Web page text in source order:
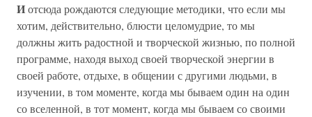
Иотсюда рождаются следующие методики, что если мы
хотим, действительно, блюсти целомудрие, то мы
должны жить радостной и творческой жизнью, по полной
программе, находя выход своей творческой энергии в
своей работе, отдыхе, в общении с другими людьми, в
изучении, в том моменте, когда мы бываем один на один
со вселенной, в тот момент, когда мы бываем со своими